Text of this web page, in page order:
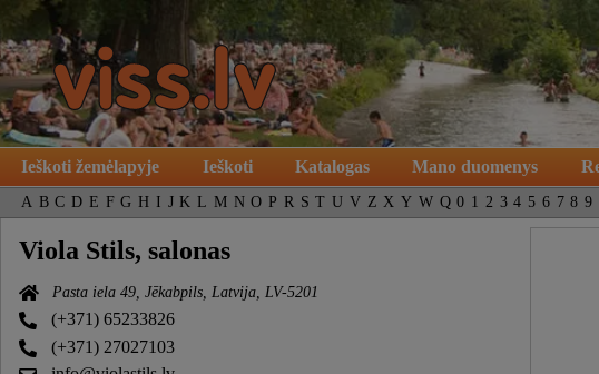
Ieškoti žemėlapyje Ieškoti Katalogas Mano duomenys
A B C D E F G H I J K L M N O P R S T U V Z X Y W Q 0 1 2 3 4 5 6 7 8 9
Viola Stils, salonas
Pasta iela 49, Jēkabpils, Latvija, LV-5201
(+371) 65233826
(+371) 27027103